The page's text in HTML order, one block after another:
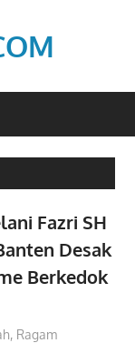
Fazri SH
Desak
Berkedok
, Ragam